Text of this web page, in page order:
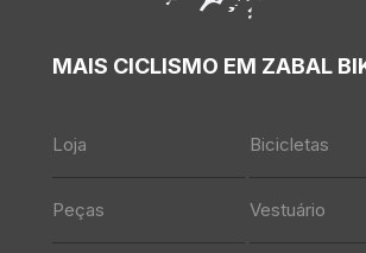
MAIS CICLISMO EM ZABAL
Loja Bicicletas
Peças Vestuário